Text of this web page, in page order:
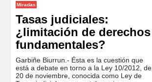
Miradas
Tasas judiciales:
¿limitación de derechos
fundamentales?
Garbiñe Biurrun.- Ésta es la cuestión que
está a debate en torno a la Ley 10/2012, de
20 de noviembre, conocida como Ley de